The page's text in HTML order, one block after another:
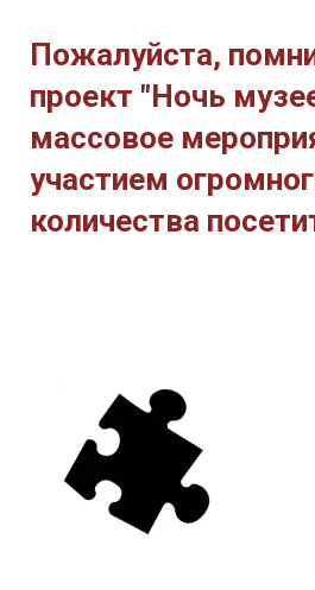
Пожалуйста,
проект "Ночь
массовое
участием
количества